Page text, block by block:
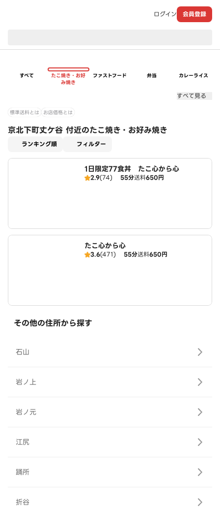
ログイン 会員登録
すべて
たこ焼き・お好
み焼き
ファストフード 弁当 カレーライス
すべて見る
標準送料とは お店価格とは
京北下町丈ケ谷 付近のたこ焼き・お好み焼き
ランキング順 フィルター
1日限定77食丼 たこ心から心
2.9(74) 55分送料650円
たこ心から心
3.6(471) 55分送料650円
その他の住所から探す
石山
岩ノ上
岩ノ元
江尻
踊所
折谷